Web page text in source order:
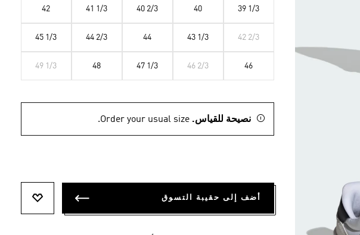
39 1/3
40
40 2/3
41 1/3
42
42 2/3
43 1/3
44
44 2/3
45 1/3
46
46 2/3
47 1/3
48
49 1/3
نصيحة للقياس.Order your usual size.
أضف إلى حقيبة التسوق